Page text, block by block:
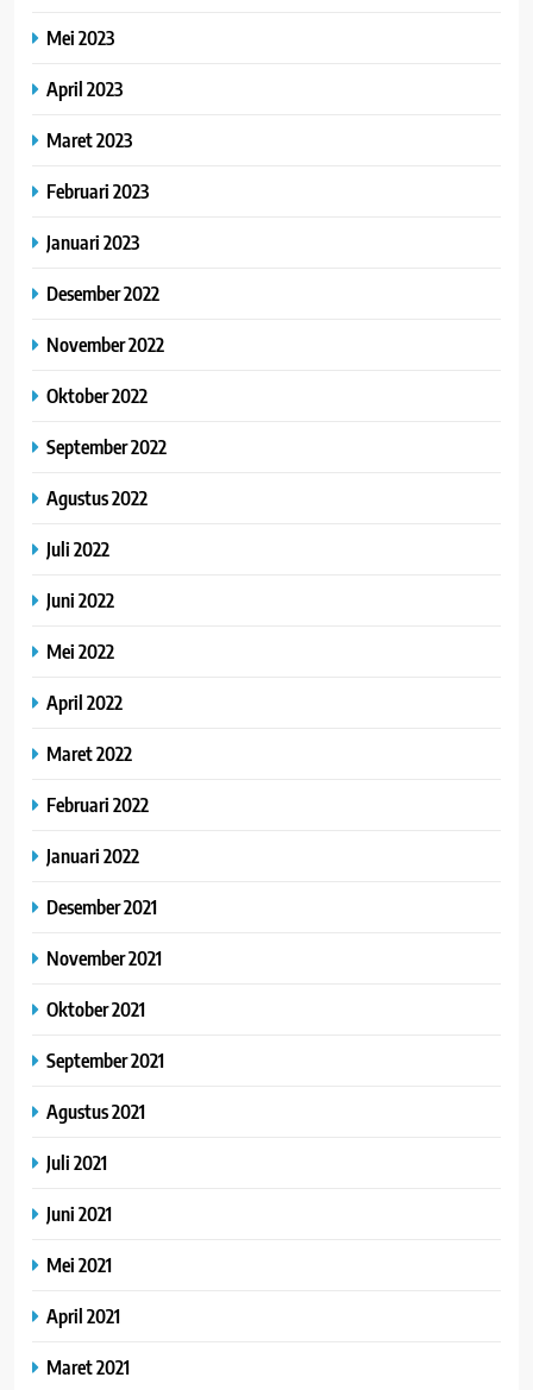
Mei 2023
April 2023
Maret 2023
Februari 2023
Januari 2023
Desember 2022
November 2022
Oktober 2022
September 2022
Agustus 2022
Juli 2022
Juni 2022
Mei 2022
April 2022
Maret 2022
Februari 2022
Januari 2022
Desember 2021
November 2021
Oktober 2021
September 2021
Agustus 2021
Juli 2021
Juni 2021
Mei 2021
April 2021
Maret 2021